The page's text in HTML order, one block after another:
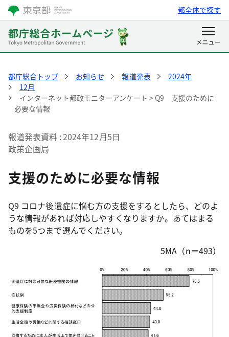
都全体で探す
都庁総合トップ お知らせ 報道発表
2024年
12月
インターネット都政モニターアンケート > Q9 支援のために
必要な情報
報道発表資料 2024年12月5日
政策企画局
支援のために必要な情報
Q9 コロナ後遺症に悩む方の支援をするとしたら、どのよ
うな情報があれば対応しやすくなりますか。あてはまる
ものを5つまで選んでください。
5MA（n＝493）